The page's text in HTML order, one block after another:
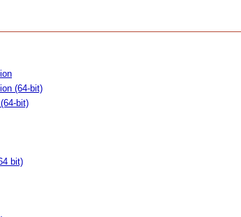
(64-bit)
bit)
bit)